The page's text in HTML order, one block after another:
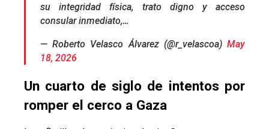
su integridad física, trato digno y acceso
consular inmediato,…
— Roberto Velasco Álvarez (@r_velascoa)May
18, 2026
Un cuarto de siglo de intentos por
romper el cerco a Gaza